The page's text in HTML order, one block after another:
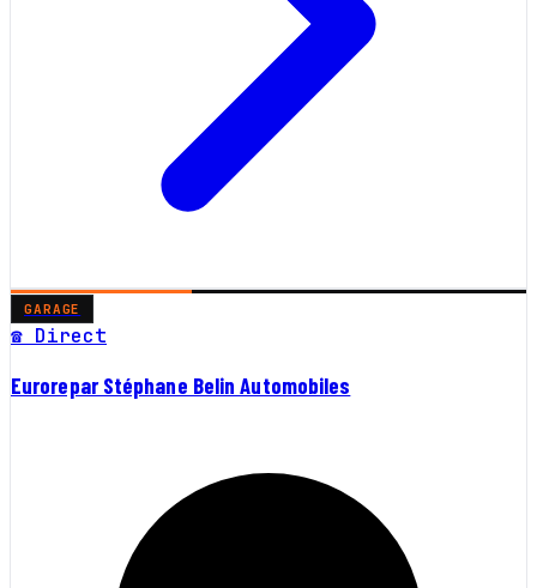
GARAGE
☎ Direct
Eurorepar Stéphane Belin Automobiles